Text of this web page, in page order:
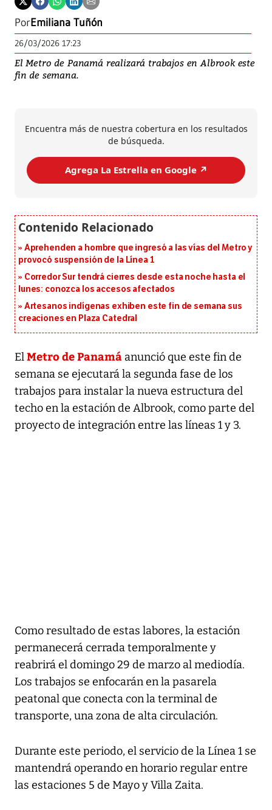
PorEmiliana Tuñón
26/03/2026 17:23
El Metro de Panamá realizará trabajos en Albrook este
fin de semana.
Encuentra más de nuestra cobertura en los resultados
de búsqueda.
Agrega La Estrella en Google ↗️
Aprehenden a hombre que ingresó a las vías del Metro y
provocó suspensión de la Línea 1
Corredor Sur tendrá cierres desde esta noche hasta el
lunes: conozca los accesos afectados
Artesanos indígenas exhiben este fin de semana sus
creaciones en Plaza Catedral
ElMetro de Panamá anunció que este fin de
semana se ejecutará la segunda fase de los
trabajos para instalar la nueva estructura del
techo en la estación de Albrook, como parte del
proyecto de integración entre las líneas 1 y 3.
Como resultado de estas labores, la estación
permanecerá cerrada temporalmente y
reabrirá el domingo 29 de marzo al mediodía.
Los trabajos se enfocarán en la pasarela
peatonal que conecta con la terminal de
transporte, una zona de alta circulación.
Durante este periodo, el servicio de la Línea 1 se
mantendrá operando en horario regular entre
las estaciones 5 de Mayo y Villa Zaita.